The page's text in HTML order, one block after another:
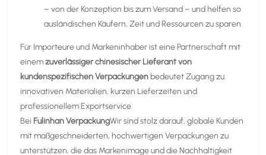
– von der Konzeption bis zum Versand – und helfen so
ausländischen Käufern, Zeit und Ressourcen zu sparen.
Für Importeure und Markeninhaber ist eine Partnerschaft mit
einemzuverlässiger chinesischer Lieferant von
kundenspezifischen Verpackungen bedeutet Zugang zu
innovativen Materialien, kurzen Lieferzeiten und
professionellem Exportservice.
Bei Fulinhan VerpackungWir sind stolz darauf, globale Kunden
mit maßgeschneiderten, hochwertigen Verpackungen zu
unterstützen, die das Markenimage und die Nachhaltigkeit